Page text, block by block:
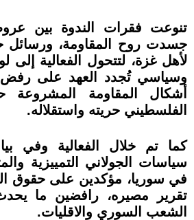
تنوعت فقرات الندوة بين
جسدت روح المقاومة،
لأهل غزة، لتتحول الفعالية إلى
وسياسي تُجدد العهد على رفض
أشكال المقاومة
الفلسطيني حريته واستقلاله.
كما تم خلال الفعالية وفي
سياسات الجولاني التمييزية
في سوريا، مؤكدين على حقوق
تقرير مصيره، رافضين ما
الشعب السوري والاقليات.